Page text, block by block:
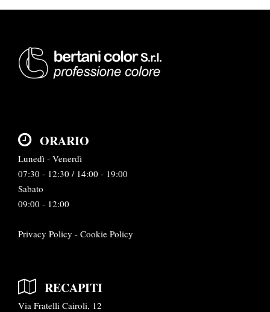
ORARIO
Lunedì - Venerdì
07:30 - 12:30 / 14:00 - 19:00
Sabato
09:00 - 12:00
Privacy Policy - Cookie Policy
RECAPITI
Via Fratelli Cairoli, 12